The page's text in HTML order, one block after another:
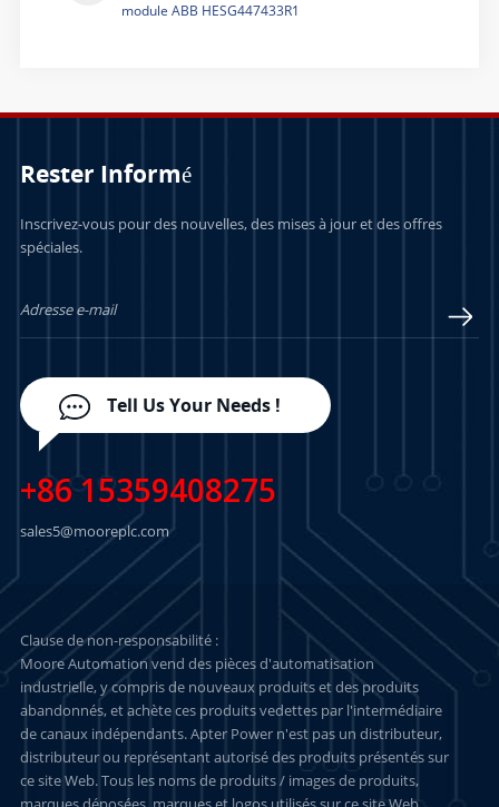
module ABB HESG447433R1
Rester Informé
Inscrivez-vous pour des nouvelles, des mises à jour et des offres
spéciales.
Tell Us Your Needs !
+86 15359408275
sales5@mooreplc.com
Clause de non-responsabilité :
Moore Automation vend des pièces d'automatisation
industrielle, y compris de nouveaux produits et des produits
abandonnés, et achète ces produits vedettes par l'intermédiaire
de canaux indépendants. Apter Power n'est pas un distributeur,
distributeur ou représentant autorisé des produits présentés sur
ce site Web. Tous les noms de produits / images de produits,